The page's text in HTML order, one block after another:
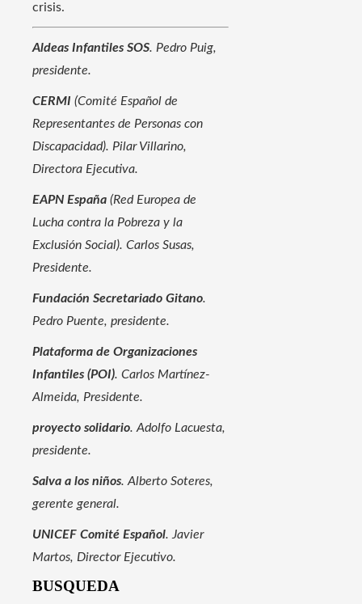
crisis.
Aldeas Infantiles SOS. Pedro Puig,
presidente.
CERMI (Comité Español de
Representantes de Personas con
Discapacidad). Pilar Villarino,
Directora Ejecutiva.
EAPN España (Red Europea de
Lucha contra la Pobreza y la
Exclusión Social). Carlos Susas,
Presidente.
Fundación Secretariado Gitano.
Pedro Puente, presidente.
Plataforma de Organizaciones
Infantiles (POI). Carlos Martínez-
Almeida, Presidente.
proyecto solidario. Adolfo Lacuesta,
presidente.
Salva a los niños. Alberto Soteres,
gerente general.
UNICEF Comité Español. Javier
Martos, Director Ejecutivo.
BUSQUEDA